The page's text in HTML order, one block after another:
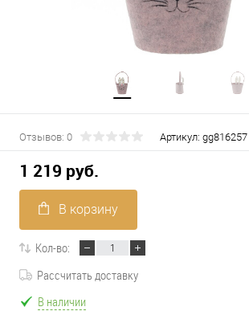
Отзывов: 0 Артикул: gg816257
1 219 руб.
В корзину
Кол-во:
Рассчитать доставку
В наличии